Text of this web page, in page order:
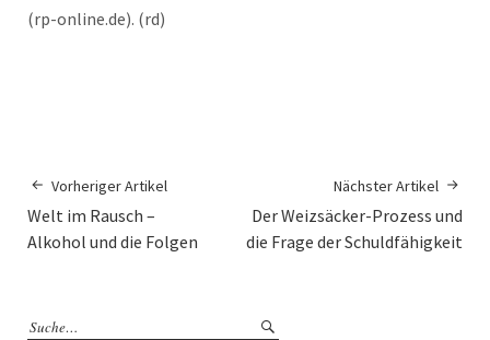
(rp-online.de). (rd)
Vorheriger Artikel
Welt im Rausch –
Alkohol und die Folgen
Nächster Artikel
Der Weizsäcker-Prozess und
die Frage der Schuldfähigkeit